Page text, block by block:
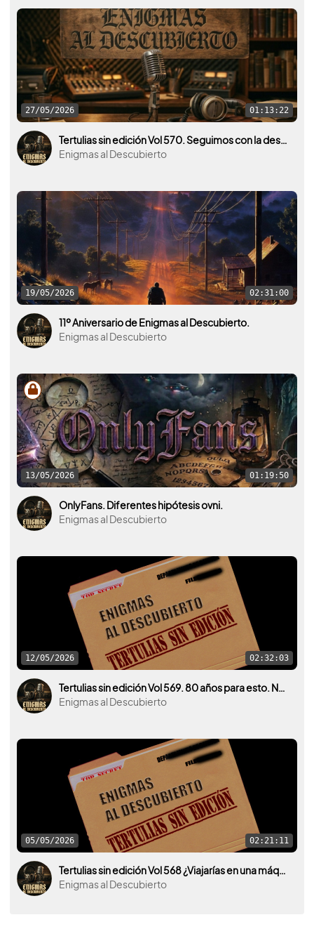
27/05/2026 01:13:22
Tertulias sin edición Vol 570. Seguimos con la desclasificación y vídeos interesantes sobre ovnis.
Enigmas al Descubierto
19/05/2026 02:31:00
11º Aniversario de Enigmas al Descubierto.
Enigmas al Descubierto
13/05/2026 01:19:50
OnlyFans. Diferentes hipótesis ovni.
Enigmas al Descubierto
12/05/2026 02:32:03
Tertulias sin edición Vol 569. 80 años para esto. Nueva desclasificación OVNI por parte de U.S.A.
Enigmas al Descubierto
05/05/2026 02:21:11
Tertulias sin edición Vol 568 ¿Viajarías en una máquina del tiempo para darle algún mensaje a tu yo del pasado?
Enigmas al Descubierto